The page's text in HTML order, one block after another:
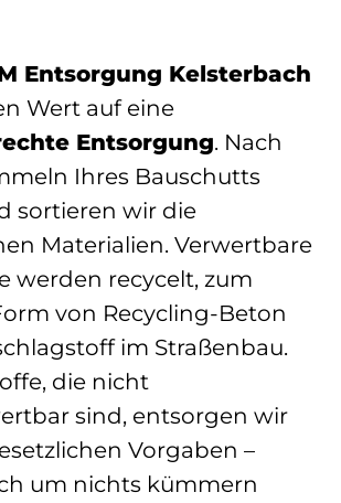
Entsorgung Kelsterbach
Wert auf eine
Entsorgung. Nach
Ihres Bauschutts
sortieren wir die
Materialien. Verwertbare
werden recycelt, zum
von Recycling-Beton
im Straßenbau.
die nicht
sind, entsorgen wir
Vorgaben –
um nichts kümmern